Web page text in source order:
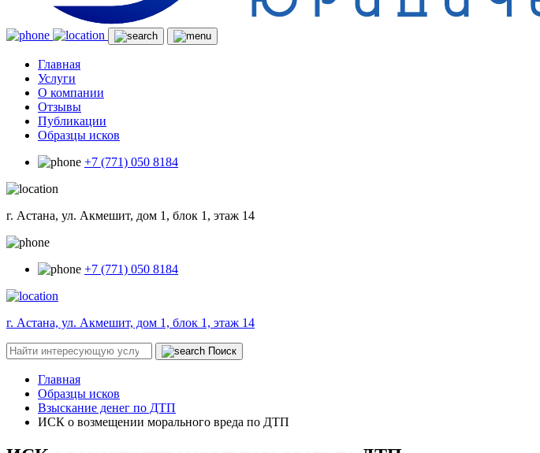
Главная
Услуги
О компании
Отзывы
Публикации
Образцы исков
+7 (771) 050 8184
г. Астана, ул. Акмешит, дом 1, блок 1, этаж 14
+7 (771) 050 8184
г. Астана, ул. Акмешит, дом 1, блок 1, этаж 14
Поиск
Главная
Образцы исков
Взыскание денег по ДТП
ИСК о возмещении морального вреда по ДТП